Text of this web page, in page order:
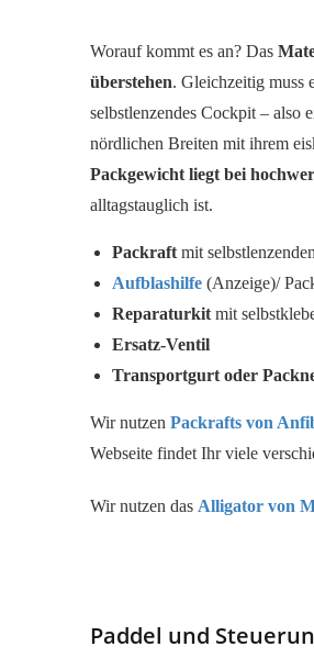
Worauf kommt es an? Das
überstehen. Gleichzeitig muss
selbstlenzendes Cockpit – also
nördlichen Breiten mit ihrem
Packgewicht liegt bei
alltagstauglich ist.
Packraft mit
Aufblashilfe (Anzeige)/
Reparaturkit mit
Ersatz-Ventil
Transportgurt oder
Wir nutzen Packrafts von
Webseite findet Ihr viele
Wir nutzen das Alligator von
Paddel und